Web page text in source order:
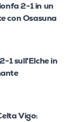
2-1 in un
con Osasuna
1 sull'Elche in
Vigo: